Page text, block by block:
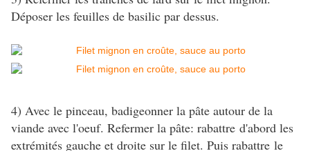
Déposer les feuilles de basilic par dessus.
4) Avec le pinceau, badigeonner la pâte autour de la
viande avec l'oeuf. Refermer la pâte: rabattre d'abord les
extrémités gauche et droite sur le filet. Puis rabattre le